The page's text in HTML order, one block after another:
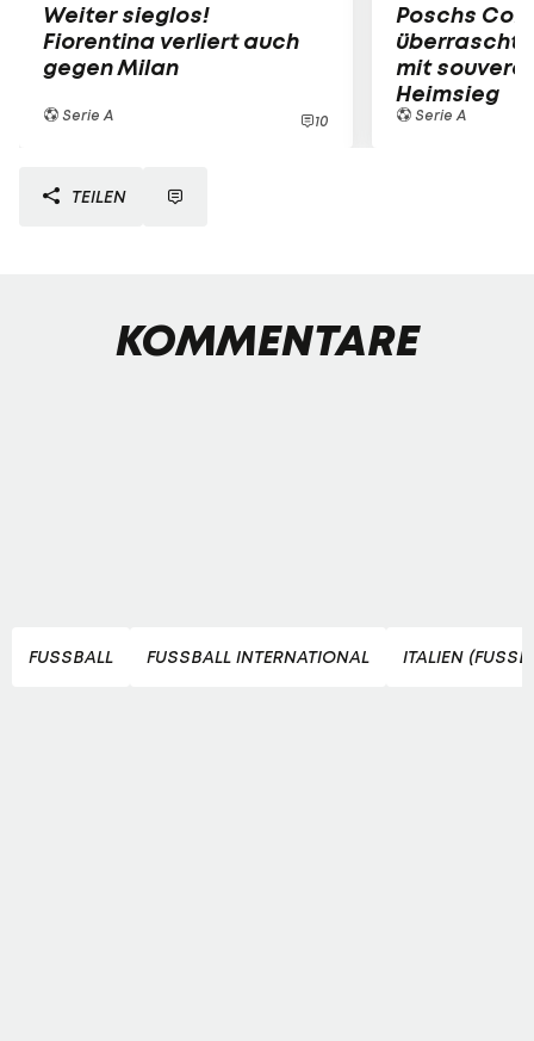
Weiter sieglos!
Fiorentina verliert auch
gegen Milan
Serie A 10
Poschs
überrascht
mit
Heimsieg
Serie A
TEILEN
KOMMENTARE
FUSSBALL FUSSBALL INTERNATIONAL ITALIEN